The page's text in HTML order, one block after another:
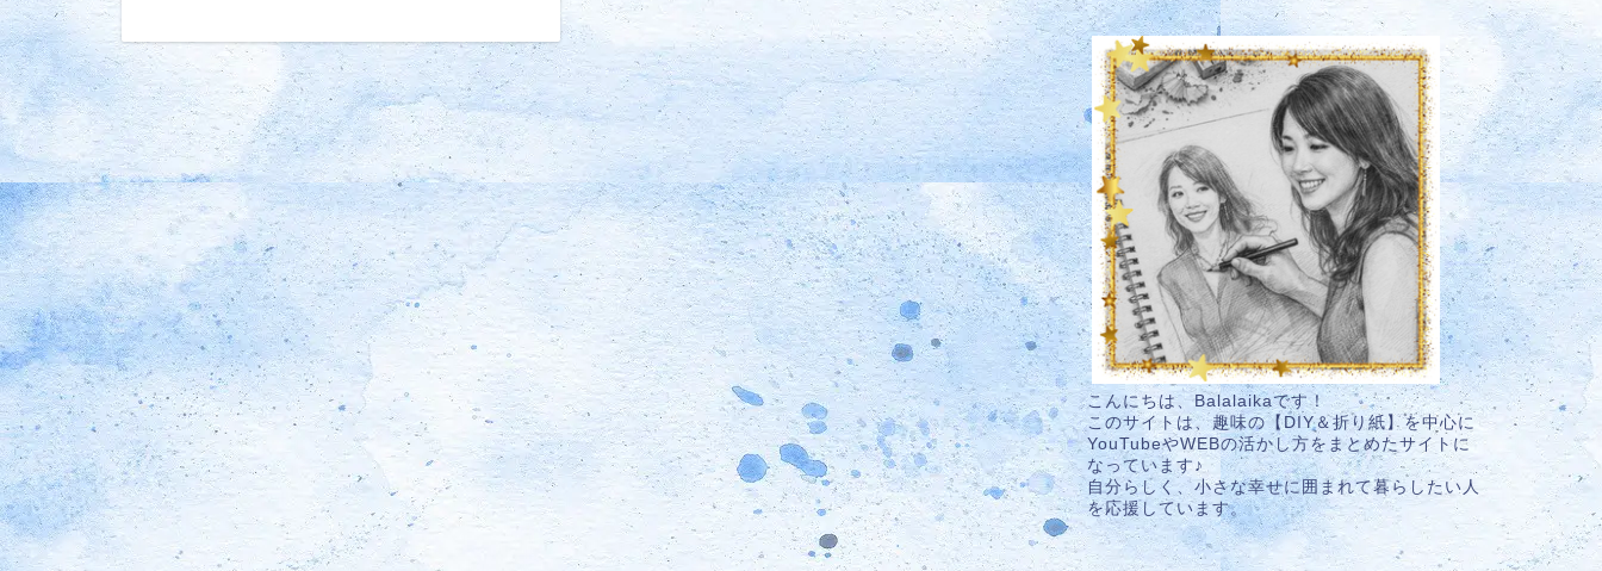
こんにちは、Balalaikaです！
このサイトは、趣味の【DIY＆折り紙】を中心に
YouTubeやWEBの活かし方をまとめたサイトに
なっています♪
自分らしく、小さな幸せに囲まれて暮らしたい人
を応援しています。